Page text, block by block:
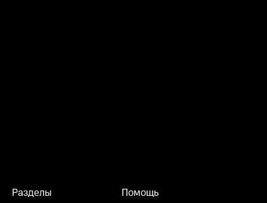
Разделы Помощь